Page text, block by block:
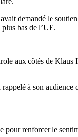
demandé le
bas de l’UE.
aux côtés de
à son
renforcer le